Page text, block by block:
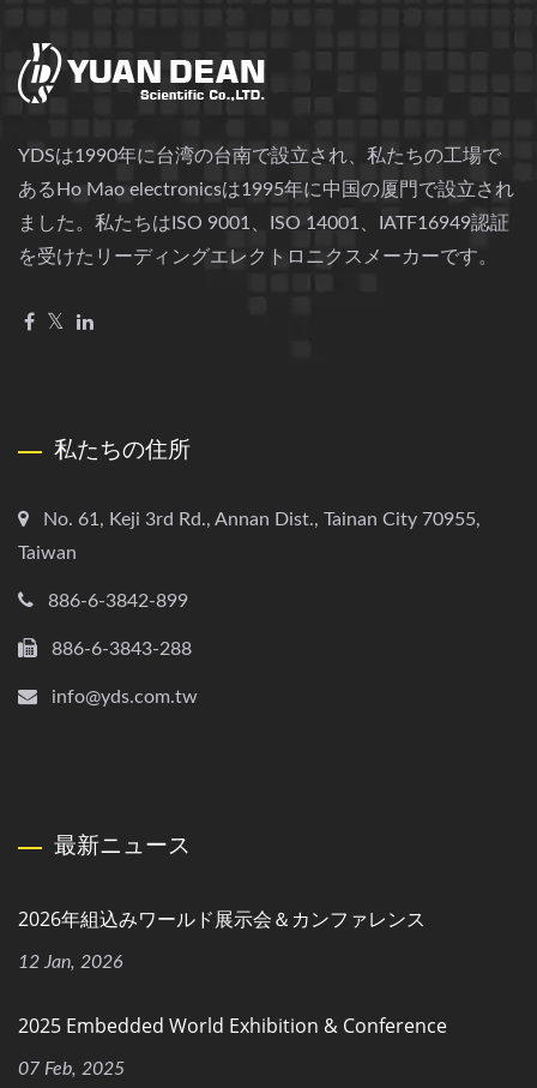
YDSは1990年に台湾の台南で設立され、私たちの工場で
あるHo Mao electronicsは1995年に中国の厦門で設立され
ました。私たちはISO 9001、ISO 14001、IATF16949認証
を受けたリーディングエレクトロニクスメーカーです。
私たちの住所
No. 61, Keji 3rd Rd., Annan Dist., Tainan City 70955,
Taiwan
886-6-3842-899
886-6-3843-288
info@yds.com.tw
最新ニュース
2026年組込みワールド展示会＆カンファレンス
12 Jan, 2026
2025 Embedded World Exhibition & Conference
07 Feb, 2025